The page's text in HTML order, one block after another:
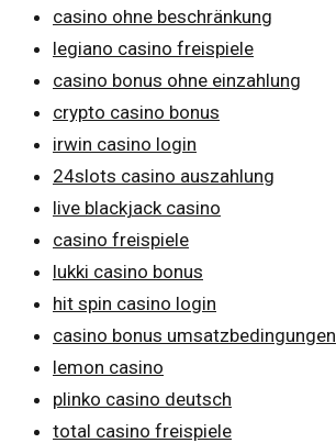
casino ohne beschränkung
legiano casino freispiele
casino bonus ohne einzahlung
crypto casino bonus
irwin casino login
24slots casino auszahlung
live blackjack casino
casino freispiele
lukki casino bonus
hit spin casino login
casino bonus umsatzbedingungen
lemon casino
plinko casino deutsch
total casino freispiele